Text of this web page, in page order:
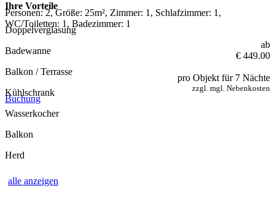
Personen: 2, Größe: 25m², Zimmer: 1, Schlafzimmer: 1,
WC/Toiletten: 1, Badezimmer: 1
ab
€ 449.00
pro Objekt für 7 Nächte
zzgl. mgl. Nebenkosten
Buchung
Ihre Vorteile
Doppelverglasung
Badewanne
Balkon / Terrasse
Kühlschrank
Wasserkocher
Balkon
Herd
alle anzeigen